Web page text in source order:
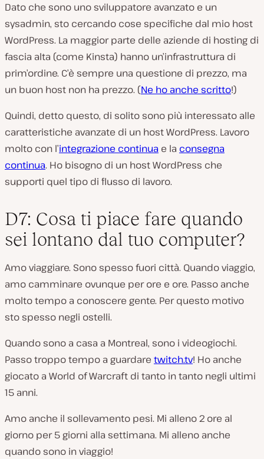
Dato che sono uno sviluppatore avanzato e un
sysadmin, sto cercando cose specifiche dal mio host
WordPress. La maggior parte delle aziende di hosting di
fascia alta (come Kinsta) hanno un’infrastruttura di
prim’ordine. C’è sempre una questione di prezzo, ma
un buon host non ha prezzo. (Ne ho anche scritto!)
Quindi, detto questo, di solito sono più interessato alle
caratteristiche avanzate di un host WordPress. Lavoro
molto con l’integrazione continua e la consegna
continua. Ho bisogno di un host WordPress che
supporti quel tipo di flusso di lavoro.
D7: Cosa ti piace fare quando
sei lontano dal tuo computer?
Amo viaggiare. Sono spesso fuori città. Quando viaggio,
amo camminare ovunque per ore e ore. Passo anche
molto tempo a conoscere gente. Per questo motivo
sto spesso negli ostelli.
Quando sono a casa a Montreal, sono i videogiochi.
Passo troppo tempo a guardare twitch.tv! Ho anche
giocato a World of Warcraft di tanto in tanto negli ultimi
15 anni.
Amo anche il sollevamento pesi. Mi alleno 2 ore al
giorno per 5 giorni alla settimana. Mi alleno anche
quando sono in viaggio!